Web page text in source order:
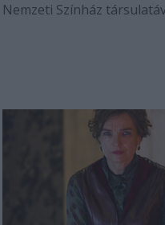
Nemzeti Színház